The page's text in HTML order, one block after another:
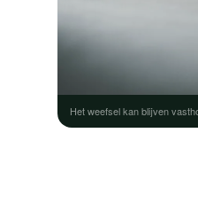
Het weefsel kan blijven